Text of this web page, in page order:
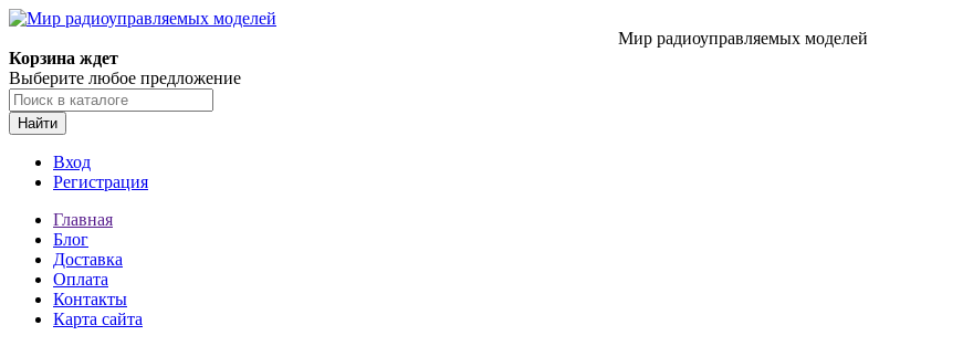
Мир радиоуправляемых моделей
Корзина ждет
Выберите любое предложение
Найти
Вход
Регистрация
Главная
Блог
Доставка
Оплата
Контакты
Карта сайта